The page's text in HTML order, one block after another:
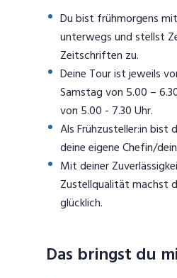
Du bist frühmorgens
unterwegs und stellst
Zeitschriften zu.
Deine Tour ist jeweils
Samstag von 5.00 –
von 5.00 - 7.30 Uhr.
Als Frühzusteller:in bist
deine eigene Chefin/
Mit deiner
Zustellqualität machst
glücklich.
Das bringst du